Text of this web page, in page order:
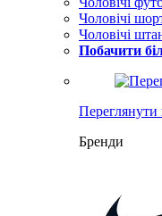
Чоловічі
Чоловічі
Побачити
Переглянути
Бренди